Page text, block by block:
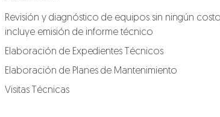
Revisión y diagnóstico de equipos sin ningún
incluye emisión de informe técnico
Elaboración de Expedientes Técnicos
Elaboración de Planes de Mantenimiento
Visitas Técnicas